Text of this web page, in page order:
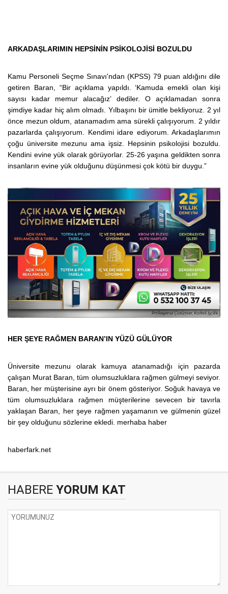
ARKADAŞLARIMIN HEPSİNİN PSİKOLOJİSİ BOZULDU
Kamu Personeli Seçme Sınavı'ndan (KPSS) 79 puan aldığını dile
getiren Baran, “Bir açıklama yapıldı. ‘Kamuda emekli olan kişi
sayısı kadar memur alacağız’ dediler. O açıklamadan sonra
şimdiye kadar hiç alım olmadı. Yılbaşını bir ümitle bekliyoruz. 2 yıl
önce mezun oldum, atanamadım ama sürekli çalışıyorum. 2 yıldır
pazarlarda çalışıyorum. Kendimi idare ediyorum. Arkadaşlarımın
çoğu üniversite mezunu ama işsiz. Hepsinin psikolojisi bozuldu.
Kendini evine yük olarak görüyorlar. 25-26 yaşına geldikten sonra
insanların evine yük olduğunu düşünmesi çok kötü bir duygu.”
HER ŞEYE RAĞMEN BARAN’IN YÜZÜ GÜLÜYOR
Üniversite mezunu olarak kamuya atanamadığı için pazarda
çalışan Murat Baran, tüm olumsuzluklara rağmen gülmeyi seviyor.
Baran, her müşterisine ayrı bir önem gösteriyor. Soğuk havaya ve
tüm olumsuzluklara rağmen müşterilerine sevecen bir tavırla
yaklaşan Baran, her şeye rağmen yaşamanın ve gülmenin güzel
bir şey olduğunu sözlerine ekledi. merhaba haber
haberfark.net
HABERE YORUM KAT